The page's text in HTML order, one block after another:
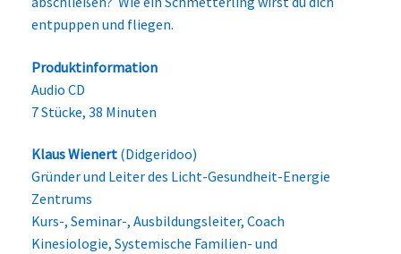
entpuppen und fliegen.
Produktinformation
Audio CD
7 Stücke, 38 Minuten
Klaus Wienert (Didgeridoo)
Gründer und Leiter des Licht-Gesundheit-Energie
Zentrums
Kurs-, Seminar-, Ausbildungsleiter, Coach
Kinesiologie, Systemische Familien- und